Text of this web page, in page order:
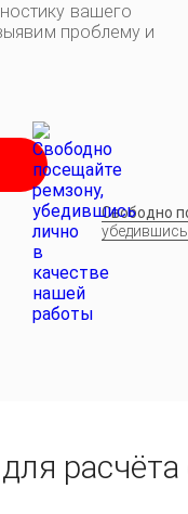
вашего
проблему и
Свободно